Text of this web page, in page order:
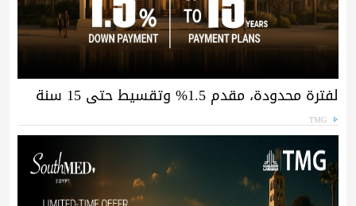
لفترة محدودة، مقدم 1.5% وتقسيط حتى 15 سنة
TMG